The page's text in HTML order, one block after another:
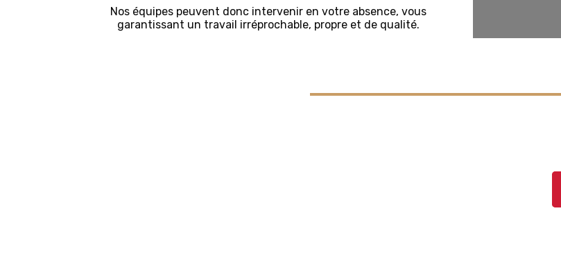
Nos équipes peuvent donc intervenir en votre absence, vous
garantissant un travail irréprochable, propre et de qualité.